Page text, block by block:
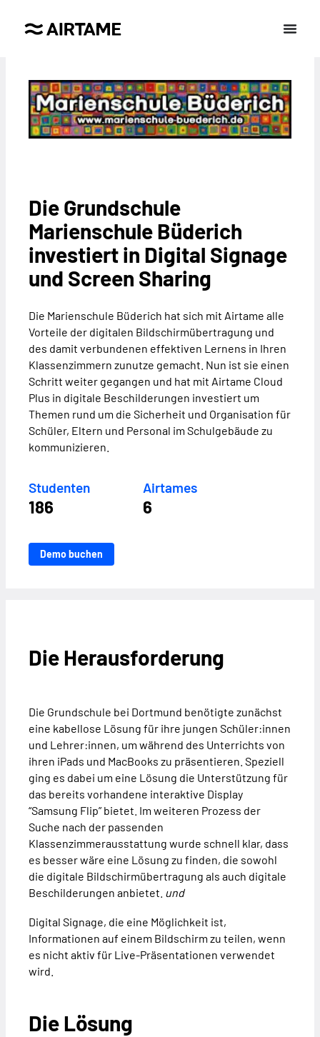
Die Grundschule
Marienschule Büderich
investiert in Digital Signage
und Screen Sharing
Die Marienschule Büderich hat sich mit Airtame alle
Vorteile der digitalen Bildschirmübertragung und
des damit verbundenen effektiven Lernens in Ihren
Klassenzimmern zunutze gemacht. Nun ist sie einen
Schritt weiter gegangen und hat mit Airtame Cloud
Plus in digitale Beschilderungen investiert um
Themen rund um die Sicherheit und Organisation für
Schüler, Eltern und Personal im Schulgebäude zu
kommunizieren.
Studenten Airtames
186 6
Demo buchen
Die Herausforderung
Die Grundschule bei Dortmund benötigte zunächst
eine kabellose Lösung für ihre jungen Schüler:innen
und Lehrer:innen, um während des Unterrichts von
ihren iPads und MacBooks zu präsentieren. Speziell
ging es dabei um eine Lösung die Unterstützung für
das bereits vorhandene interaktive Display
“Samsung Flip” bietet. Im weiteren Prozess der
Suche nach der passenden
Klassenzimmerausstattung wurde schnell klar, dass
es besser wäre eine Lösung zu finden, die sowohl
die digitale Bildschirmübertragung als auch digitale
Beschilderungen anbietet. und
Digital Signage, die eine Möglichkeit ist,
Informationen auf einem Bildschirm zu teilen, wenn
es nicht aktiv für Live-Präsentationen verwendet
wird.
Die Lösung